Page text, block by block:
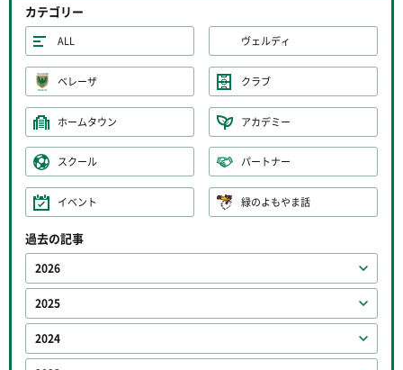
カテゴリー
ALL ヴェルディ
ベレーザ クラブ
ホームタウン アカデミー
スクール パートナー
イベント 緑のよもやま話
過去の記事
2026
2025
2024